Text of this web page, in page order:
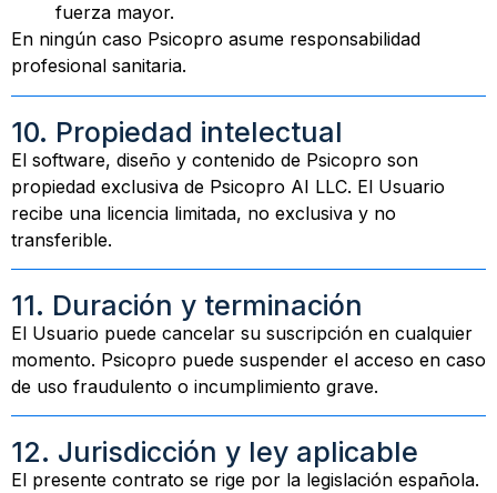
fuerza mayor.
En ningún caso Psicopro asume responsabilidad
profesional sanitaria.
10. Propiedad intelectual
El software, diseño y contenido de Psicopro son
propiedad exclusiva de Psicopro AI LLC. El Usuario
recibe una licencia limitada, no exclusiva y no
transferible.
11. Duración y terminación
El Usuario puede cancelar su suscripción en cualquier
momento. Psicopro puede suspender el acceso en caso
de uso fraudulento o incumplimiento grave.
12. Jurisdicción y ley aplicable
El presente contrato se rige por la legislación española.